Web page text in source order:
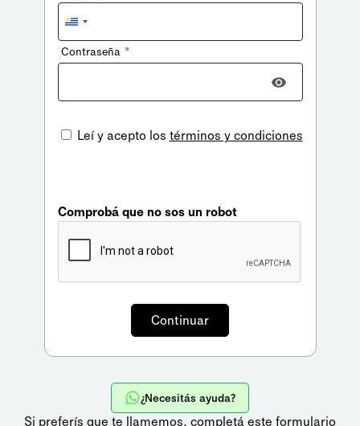
Uruguay
+598
Contraseña *
Leí y acepto los términos y condiciones
Comprobá que no sos un robot
¿Necesitás ayuda?
Si preferís que te llamemos, completá este formulario